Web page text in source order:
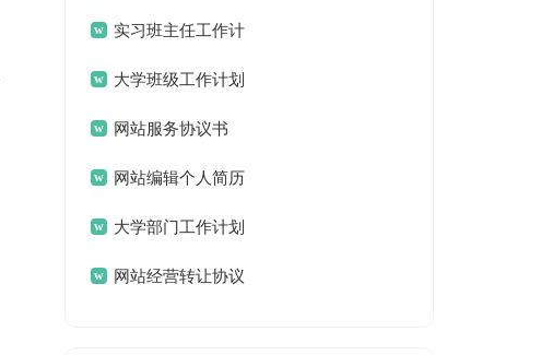
实习班主任工作计
划(合集15篇)
大学班级工作计划
15篇网站服务协议书
网站编辑个人简历
大学部门工作计划
网站经营转让协议